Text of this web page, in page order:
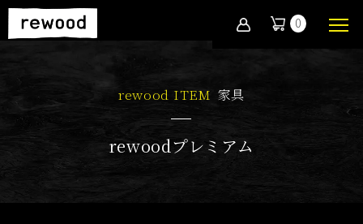
0
rewood ITEM 家具
rewoodプレミアム